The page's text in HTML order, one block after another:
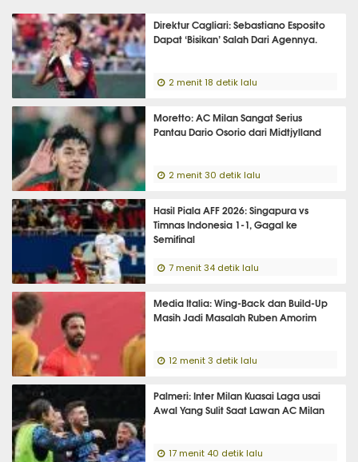
Direktur Cagliari: Sebastiano Esposito
Dapat ‘Bisikan’ Salah Dari Agennya.
2 menit 18 detik lalu
Moretto: AC Milan Sangat Serius
Pantau Dario Osorio dari Midtjylland
2 menit 30 detik lalu
Hasil Piala AFF 2026: Singapura vs
Timnas Indonesia 1-1, Gagal ke
Semifinal
7 menit 34 detik lalu
Media Italia: Wing-Back dan Build-Up
Masih Jadi Masalah Ruben Amorim
12 menit 3 detik lalu
Palmeri: Inter Milan Kuasai Laga usai
Awal Yang Sulit Saat Lawan AC Milan
17 menit 40 detik lalu